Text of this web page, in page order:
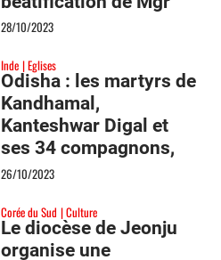
François Pallu
28/10/2023
Inde Eglises
Odisha : les martyrs de
Kandhamal,
Kanteshwar Digal et
ses 34 compagnons,
reconnus comme
26/10/2023
Corée du Sud Culture
Le diocèse de Jeonju
organise une